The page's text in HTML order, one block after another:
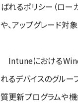
ばれるポリシー（ロ
や、アップグレード対
Intuneにおける
れるデバイスのグルー
質更新プログラムや